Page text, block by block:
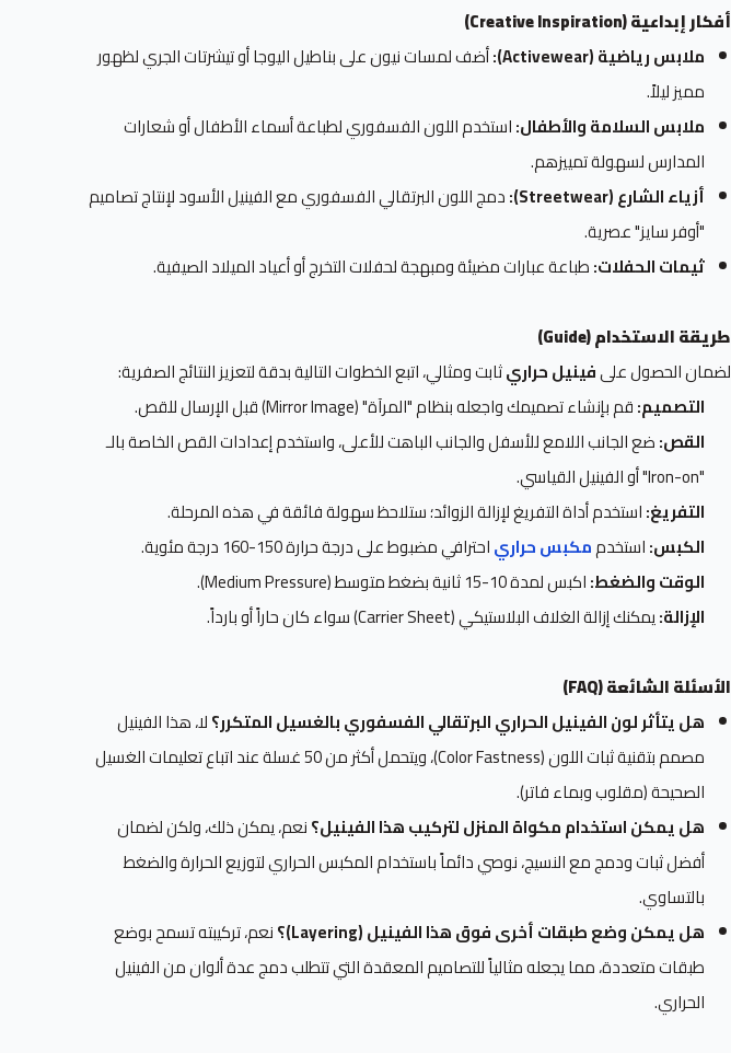
أفكار إبداعية (Creative Inspiration)
ملابس رياضية (Activewear):
أضف لمسات نيون على بناطيل اليوجا أو تيشرتات الجري لظهور
مميز ليلاً.
ملابس السلامة والأطفال:استخدم اللون الفسفوري لطباعة أسماء الأطفال أو شعارات
المدارس لسهولة تمييزهم.
أزياء الشارع (Streetwear):
دمج اللون البرتقالي الفسفوري مع الفينيل الأسود لإنتاج تصاميم
"أوفر سايز" عصرية.
ثيمات الحفلات:طباعة عبارات مضيئة ومبهجة لحفلات التخرج أو أعياد الميلاد الصيفية.
طريقة الاستخدام (Guide)
لضمان الحصول علىفينيل حراريثابت ومثالي، اتبع الخطوات التالية بدقة لتعزيز النتائج الصفرية:
التصميم:قم بإنشاء تصميمك واجعله بنظام "المرآة" (Mirror Image) قبل الإرسال للقص.
القص:ضع الجانب اللامع للأسفل والجانب الباهت للأعلى، واستخدم إعدادات القص الخاصة بالـ
"Iron-on" أو الفينيل القياسي.
التفريغ:استخدم أداة التفريغ لإزالة الزوائد؛ ستلاحظ سهولة فائقة في هذه المرحلة.
الكبس:استخدممكبس حرارياحترافي مضبوط على درجة حرارة 150-160 درجة مئوية.
الوقت والضغط:اكبس لمدة 10-15 ثانية بضغط متوسط (Medium Pressure).
الإزالة:يمكنك إزالة الغلاف البلاستيكي (Carrier Sheet) سواء كان حاراً أو بارداً.
الأسئلة الشائعة (FAQ)
هل يتأثر لون الفينيل الحراري البرتقالي الفسفوري بالغسيل المتكرر؟لا، هذا الفينيل
مصمم بتقنية ثبات اللون (Color Fastness)، ويتحمل أكثر من 50 غسلة عند اتباع تعليمات الغسيل
الصحيحة (مقلوب وبماء فاتر).
هل يمكن استخدام مكواة المنزل لتركيب هذا الفينيل؟نعم، يمكن ذلك، ولكن لضمان
أفضل ثبات ودمج مع النسيج، نوصي دائماً باستخدام المكبس الحراري لتوزيع الحرارة والضغط
بالتساوي.
هل يمكن وضع طبقات أخرى فوق هذا الفينيل (Layering)؟
نعم، تركيبته تسمح بوضع
طبقات متعددة، مما يجعله مثالياً للتصاميم المعقدة التي تتطلب دمج عدة ألوان من الفينيل
الحراري.